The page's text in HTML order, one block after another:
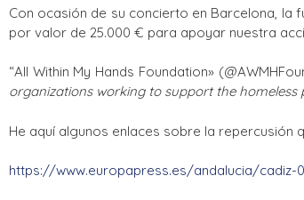
Con ocasión de su concierto en Barcelona, la
por valor de 25.000 € para apoyar nuestra
“All Within My Hands Foundation»
organizations working to support the
He aquí algunos enlaces sobre la repercusión
https://www.europapress.es/andalucia/cadiz-